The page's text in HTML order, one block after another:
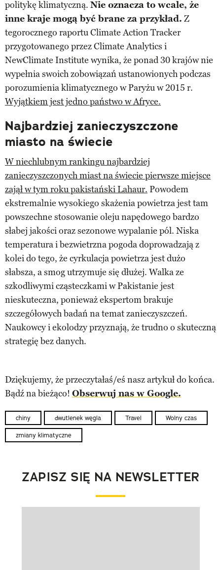
politykę klimatyczną. Nie oznacza to wcale, że
inne kraje mogą być brane za przykład. Z
tegorocznego raportu Climate Action Tracker
przygotowanego przez Climate Analytics i
NewClimate Institute wynika, że ponad 30 krajów nie
wypełnia swoich zobowiązań ustanowionych podczas
porozumienia klimatycznego w Paryżu w 2015 r.
Wyjątkiem jest jedno państwo w Afryce.
Najbardziej zanieczyszczone
miasto na świecie
W niechlubnym rankingu najbardziej
zanieczyszczonych miast na świecie pierwsze miejsce
zajął w tym roku pakistański Lahaur. Powodem
ekstremalnie wysokiego skażenia powietrza jest tam
powszechne stosowanie oleju napędowego bardzo
słabej jakości oraz sezonowe wypalanie pól. Niska
temperatura i bezwietrzna pogoda doprowadzają z
kolei do tego, że cyrkulacja powietrza jest dużo
słabsza, a smog utrzymuje się dłużej. Walka ze
szkodliwymi cząsteczkami w Pakistanie jest
nieskuteczna, ponieważ ekspertom brakuje
szczegółowych badań na temat zanieczyszczeń.
Naukowcy i ekolodzy przyznają, że trudno o skuteczną
strategię bez danych.
Dziękujemy, że przeczytałaś/eś nasz artykuł do końca.
Bądź na bieżąco! Obserwuj nas w Google.
chiny dwutlenek węgla Travel Wolny czas
zmiany klimatyczne
ZAPISZ SIĘ NA NEWSLETTER